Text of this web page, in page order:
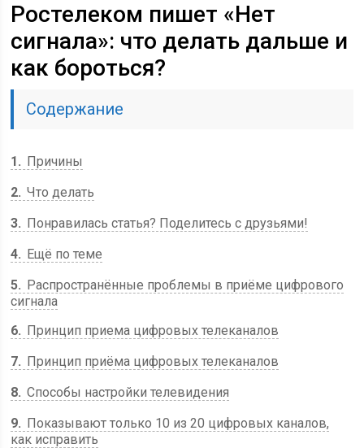
Ростелеком пишет «Нет
сигнала»: что делать дальше и
как бороться?
Содержание
1
Причины
2 Что делать
3
Понравилась статья? Поделитесь с друзьями!
4
Ещё по теме
5
Распространённые проблемы в приёме цифрового
сигнала
6
Принцип приема цифровых телеканалов
7
Принцип приёма цифровых телеканалов
8 Способы настройки телевидения
9
Показывают только 10 из 20 цифровых каналов,
как исправить